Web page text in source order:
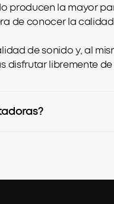
producen la mayor
de conocer la
de sonido y, al
libremente